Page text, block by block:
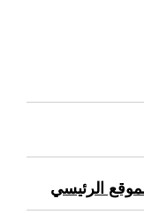
الرئيسي